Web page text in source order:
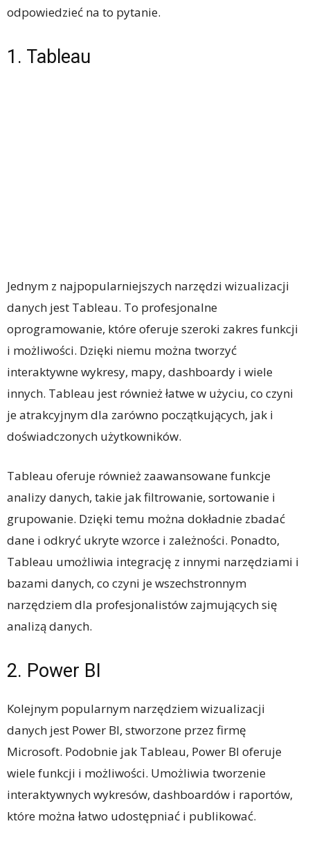
odpowiedzieć na to pytanie.
1. Tableau
Jednym z najpopularniejszych narzędzi wizualizacji
danych jest Tableau. To profesjonalne
oprogramowanie, które oferuje szeroki zakres funkcji
i możliwości. Dzięki niemu można tworzyć
interaktywne wykresy, mapy, dashboardy i wiele
innych. Tableau jest również łatwe w użyciu, co czyni
je atrakcyjnym dla zarówno początkujących, jak i
doświadczonych użytkowników.
Tableau oferuje również zaawansowane funkcje
analizy danych, takie jak filtrowanie, sortowanie i
grupowanie. Dzięki temu można dokładnie zbadać
dane i odkryć ukryte wzorce i zależności. Ponadto,
Tableau umożliwia integrację z innymi narzędziami i
bazami danych, co czyni je wszechstronnym
narzędziem dla profesjonalistów zajmujących się
analizą danych.
2. Power BI
Kolejnym popularnym narzędziem wizualizacji
danych jest Power BI, stworzone przez firmę
Microsoft. Podobnie jak Tableau, Power BI oferuje
wiele funkcji i możliwości. Umożliwia tworzenie
interaktywnych wykresów, dashboardów i raportów,
które można łatwo udostępniać i publikować.